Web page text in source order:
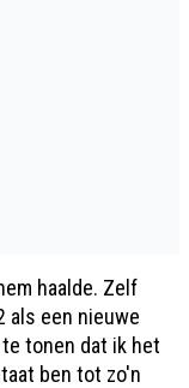
haalde. Zelf
een nieuwe
tonen dat ik het
ben tot zo'n